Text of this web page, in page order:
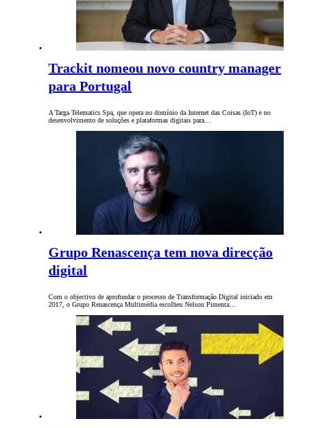
Trackit nomeou novo country manager
para Portugal
A Targa Telematics Spa, que opera no domínio da Internet das Coisas (IoT) e no
desenvolvimento de soluções e plataformas digitais para…
Grupo Renascença tem nova direcção
digital
Com o objectivo de aprofundar o processo de Transformação Digital iniciado em
2017, o Grupo Renascença Multimédia escolheu Nelson Pimenta…